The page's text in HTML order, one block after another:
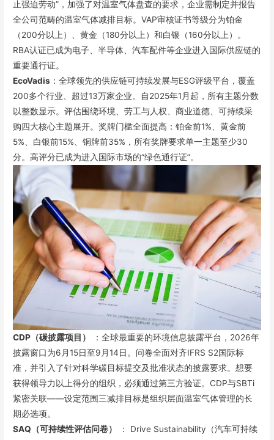
止强迫劳动”，加强了对温室气体盘查的要求，企业需制定并报告
全公司范畴的温室气体减排目标。VAP审核证书等级分为铂金
（200分以上）、黄金（180分以上）和白银（160分以上）。
RBA认证已成为电子、半导体、汽车配件等企业进入国际供应链的
重要通行证。
EcoVadis ：全球领先的供应链可持续发展与ESG评级平台，覆盖
200多个行业、超过13万家企业。自2025年1月起，所有主题分数
以整数显示。评估围绕环境、劳工与人权、商业道德、可持续采
购四大核心主题展开。奖牌门槛全面提高：铂金前1%、黄金前
5%、白银前15%、铜牌前35%，所有奖牌要求单一主题至少30
分。高评分已成为进入国际市场的“绿色通行证”。
CDP（碳披露项目）
：全球最重要的环境信息披露平台，2026年
披露窗口为6月15日至9月14日。问卷全面对齐IFRS S2国际标
准，并引入了针对科学碳目标提交及批准状态的披露要求。想要
获得领导力以上得分的组织，必须通过第三方验证。CDP与SBTi
紧密关联——设定范围三减排目标是组织层面温室气体管理的长
期必选项。
SAQ（可持续性评估问卷）
： Drive Sustainability（汽车可持续